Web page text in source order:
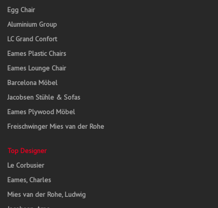
Egg Chair
Aluminium Group
LC Grand Confort
Eames Plastic Chairs
Eames Lounge Chair
Barcelona Möbel
Jacobsen Stühle & Sofas
Eames Plywood Möbel
Freischwinger Mies van der Rohe
Top Designer
Le Corbusier
Eames, Charles
Mies van der Rohe, Ludwig